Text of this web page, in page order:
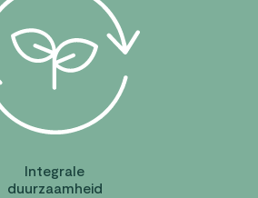
Integrale
duurzaamheid